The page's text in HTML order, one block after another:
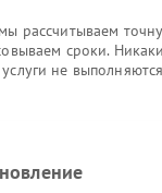
рассчитываем
сроки.
не